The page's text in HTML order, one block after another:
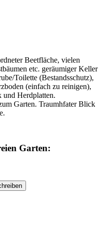
Beetfläche, vielen
etc. geräumiger Keller
Toilette (Bestandsschutz),
(einfach zu reinigen),
Herdplatten.
Garten. Traumhfater Blick
Garten: